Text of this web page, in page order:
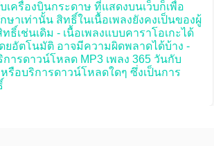
เครื่องบินกระดาษ ที่แสดงบนเว็บก็เพื่อ
ษาเท่านั้น สิทธิ์ในเนื้อเพลงยังคงเป็นของผู้
เช่นเดิม - เนื้อเพลงแบบคาราโอเกะได้
ยอัตโนมัติ อาจมีความผิดพลาดได้บ้าง -
ารดาวน์โหลด MP3 เพลง 365 วันกับ
รือบริการดาวน์โหลดใดๆ ซึ่งเป็นการ